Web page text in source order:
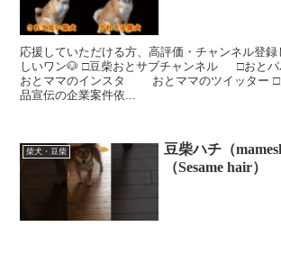
応援していただける方、高評価・チャンネル登
しいワン🐶 □豆柴おとサブチャンネル □お
おとママのインスタ おとママのツイッター □
品宣伝の企業案件依...
柴犬・豆柴
豆柴ハチ（
（Sesame hair）